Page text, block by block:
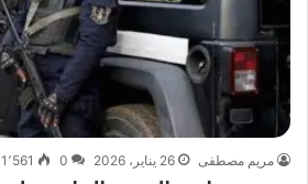
مريم مصطفى 26 يناير، 2026 0 1٬561